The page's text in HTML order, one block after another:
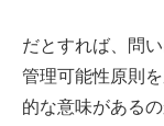
だとすれば、問
管理可能性原則
的な意味があるの